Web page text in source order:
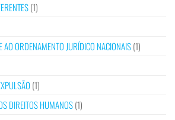
(1)
ORDENAMENTO JURÍDICO NACIONAIS(1)
(1)
DIREITOS HUMANOS(1)